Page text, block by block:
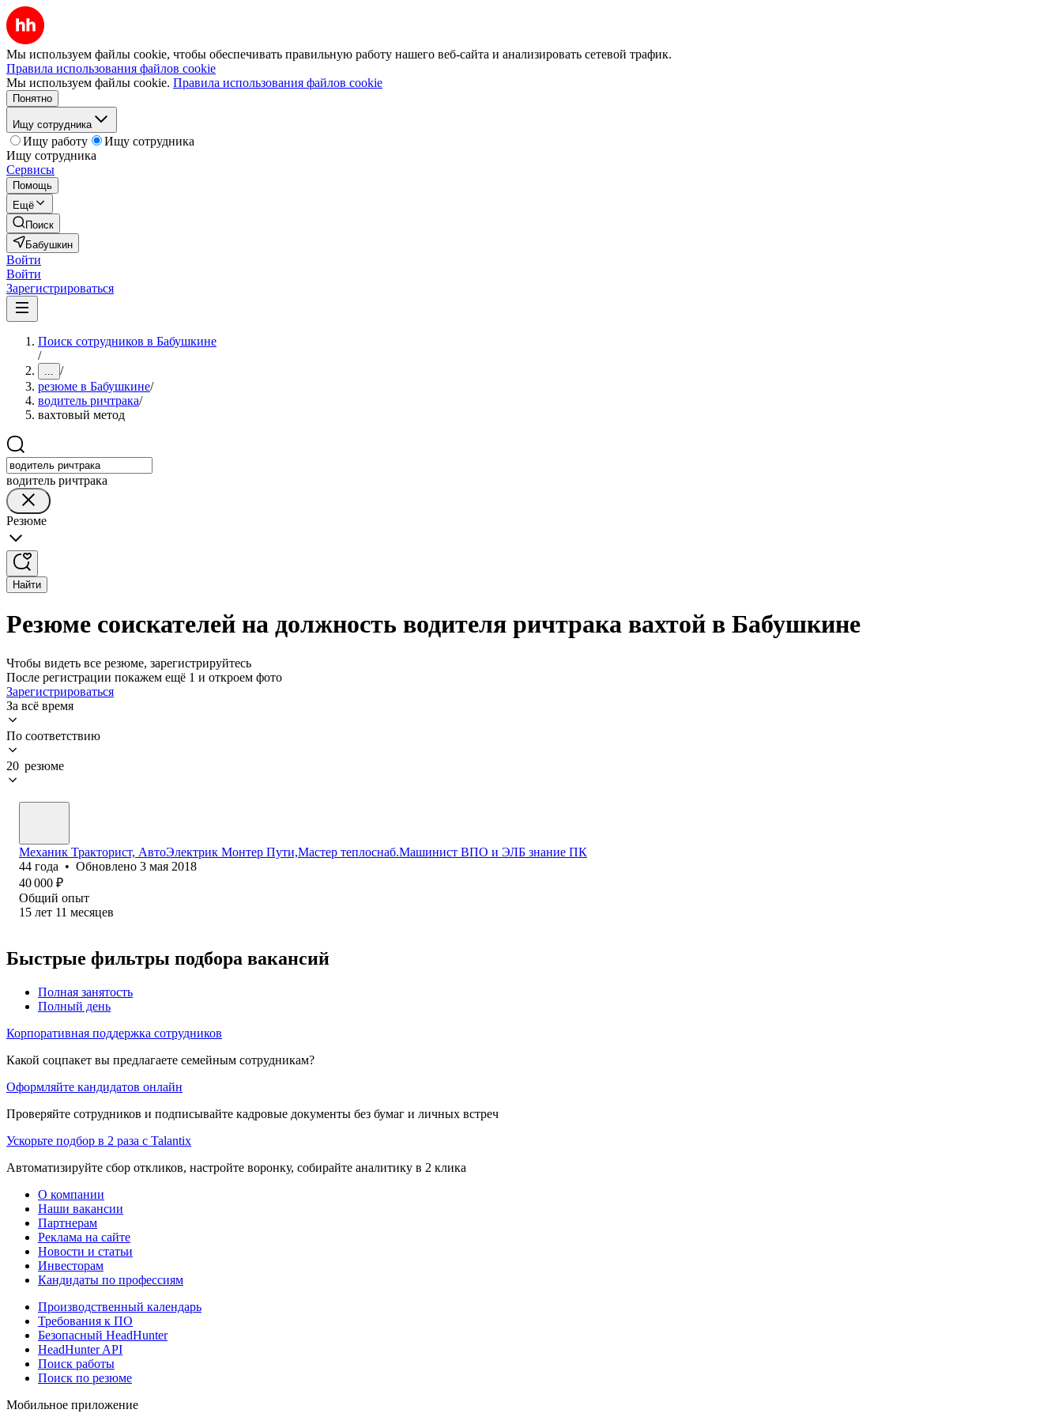
Мы используем файлы cookie, чтобы обеспечивать правильную работу нашего веб-сайта и анализировать сетевой трафик.
Правила использования файлов cookie
Мы используем файлы cookie. Правила использования файлов cookie
Понятно
Ищу сотрудника
Ищу работу
Ищу сотрудника
Ищу сотрудника
Сервисы
Помощь
Ещё
Поиск
Бабушкин
Войти
Войти
Зарегистрироваться
Поиск сотрудников в Бабушкине
/
... /
резюме в Бабушкине/
водитель ричтрака/
вахтовый метод
водитель ричтрака
Резюме
Найти
Резюме соискателей на должность водителя ричтрака вахтой в Бабушкине
Чтобы видеть все резюме, зарегистрируйтесь
После регистрации покажем ещё 1 и откроем фото
Зарегистрироваться
За всё время
По соответствию
20 резюме
Механик Тракторист, АвтоЭлектрик Монтер Пути,Мастер теплоснаб.Машинист ВПО и ЭЛБ знание ПК
44 года • Обновлено 3 мая 2018
40 000 ₽
Общий опыт
15 лет 11 месяцев
Быстрые фильтры подбора вакансий
Полная занятость
Полный день
Корпоративная поддержка сотрудников
Какой соцпакет вы предлагаете семейным сотрудникам?
Оформляйте кандидатов онлайн
Проверяйте сотрудников и подписывайте кадровые документы без бумаг и личных встреч
Ускорьте подбор в 2 раза с Talantix
Автоматизируйте сбор откликов, настройте воронку, собирайте аналитику в 2 клика
О компании
Наши вакансии
Партнерам
Реклама на сайте
Новости и статьи
Инвесторам
Кандидаты по профессиям
Производственный календарь
Требования к ПО
Безопасный HeadHunter
HeadHunter API
Поиск работы
Поиск по резюме
Мобильное приложение